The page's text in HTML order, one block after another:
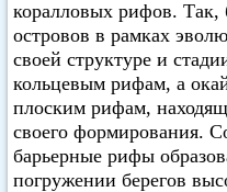
коралловых рифов.
островов в рамках
своей структуре и
кольцевым рифам, а
плоским рифам,
своего формирования.
барьерные рифы
погружении берегов